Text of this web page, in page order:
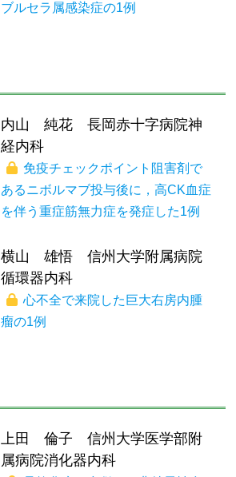
ブルセラ属感染症の1例
内山 純花 長岡赤十字病院神
経内科
免疫チェックポイント阻害剤で
あるニボルマブ投与後に，高CK血症
を伴う重症筋無力症を発症した1例
横山 雄悟 信州大学附属病院
循環器内科
心不全で来院した巨大右房内腫
瘤の1例
上田 倫子 信州大学医学部附
属病院消化器内科